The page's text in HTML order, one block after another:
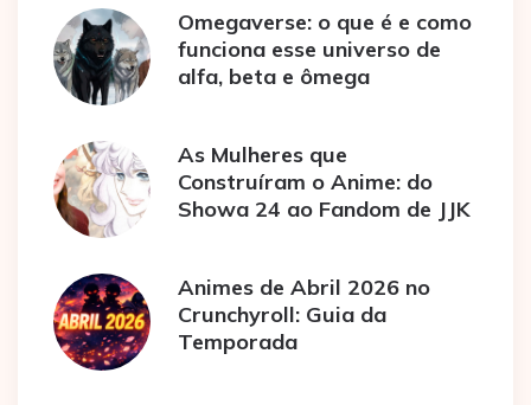
Omegaverse: o que é e como
funciona esse universo de
alfa, beta e ômega
As Mulheres que
Construíram o Anime: do
Showa 24 ao Fandom de JJK
Animes de Abril 2026 no
Crunchyroll: Guia da
Temporada